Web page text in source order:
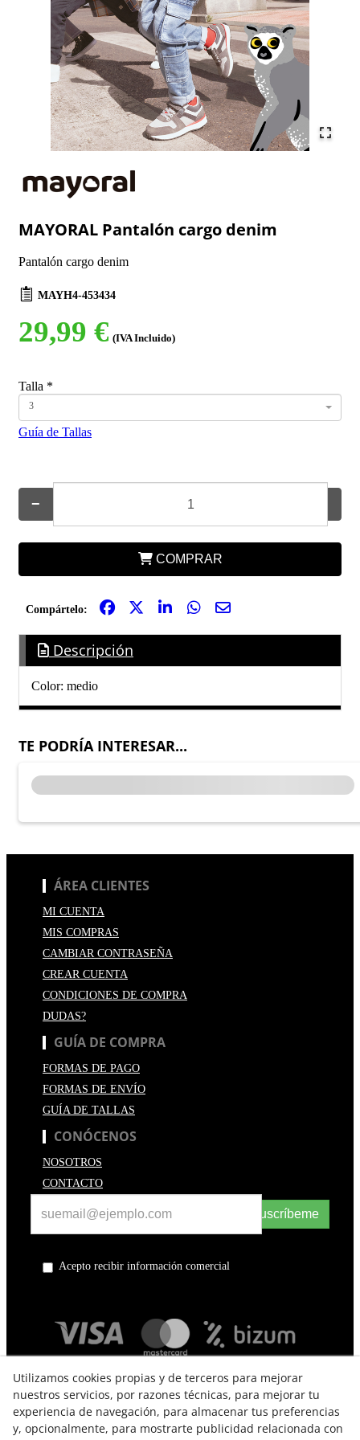
MAYORAL Pantalón cargo denim
Pantalón cargo denim
MAYH4-453434
29,99 € (IVA Incluido)
Talla *
3
Guía de Tallas
−
COMPRAR
Compártelo:
Descripción
Color: medio
TE PODRÍA INTERESAR...
ÁREA CLIENTES
MI CUENTA
MIS COMPRAS
CAMBIAR CONTRASEÑA
CREAR CUENTA
CONDICIONES DE COMPRA
DUDAS?
GUÍA DE COMPRA
FORMAS DE PAGO
FORMAS DE ENVÍO
GUÍA DE TALLAS
CONÓCENOS
NOSOTROS
CONTACTO
Suscríbeme
Acepto recibir información comercial
Utilizamos cookies propias y de terceros para mejorar
nuestros servicios, por razones técnicas, para mejorar tu
experiencia de navegación, para almacenar tus preferencias
y, opcionalmente, para mostrarte publicidad relacionada con